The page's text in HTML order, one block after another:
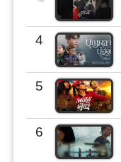
4
5
6